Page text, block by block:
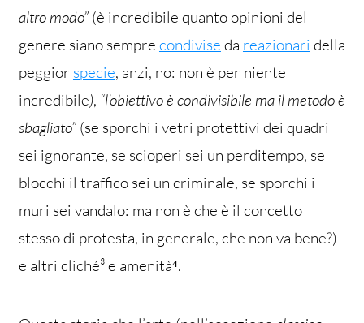
altro modo” (è incredibile quanto opinioni del
genere siano sempre condivise da reazionari della
peggior specie, anzi, no: non è per niente
incredibile), “l’obiettivo è condivisibile ma il metodo è
sbagliato”(se sporchi i vetri protettivi dei quadri
sei ignorante, se scioperi sei un perditempo, se
blocchi il traffico sei un criminale, se sporchi i
muri sei vandalo: ma non è che è il concetto
stesso di protesta, in generale, che non va bene?)
e altri cliché³ e amenità⁴.